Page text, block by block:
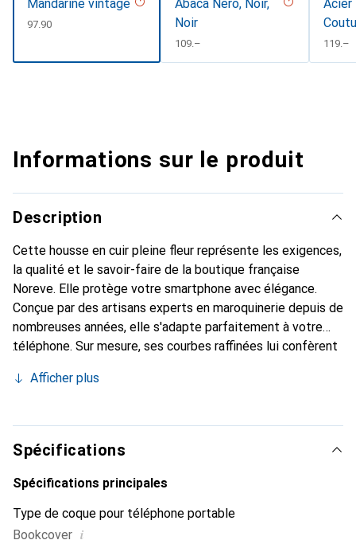
Mandarine vintage
CHF
97.90
Abaca Nero, Noir,
Noir
CHF
109.–
Acier
CHF
119.–
Informations sur le produit
Description
Cette housse en cuir pleine fleur représente les exigences,
la qualité et le savoir-faire de la boutique française
Noreve. Elle protège votre smartphone avec élégance.
Conçue par des artisans experts en maroquinerie depuis de
nombreuses années, elle s'adapte parfaitement à votre
téléphone. Sur mesure, ses courbes raffinées lui confèrent
et indispensable de votre smartphone. Reconnaissance
marque Noreve est un choix sûr pour une clientèle
exigeante.
Afficher plus
Spécifications
Spécifications principales
Type de coque pour téléphone portable
Bookcover i